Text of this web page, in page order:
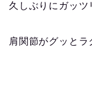
久しぶりにガッツ
肩関節がグッとラ